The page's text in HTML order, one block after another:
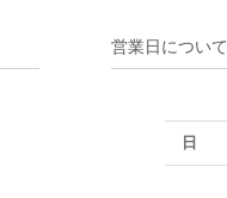
営業日について
日